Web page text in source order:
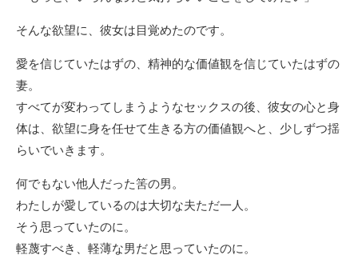
そんな欲望に、彼女は目覚めたのです。
愛を信じていたはずの、精神的な価値観を信じていたはずの
妻。
すべてが変わってしまうようなセックスの後、彼女の心と身
体は、欲望に身を任せて生きる方の価値観へと、少しずつ揺
らいでいきます。
何でもない他人だった筈の男。
わたしが愛しているのは大切な夫ただ一人。
そう思っていたのに。
軽蔑すべき、軽薄な男だと思っていたのに。